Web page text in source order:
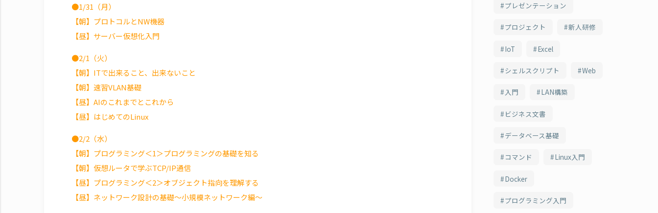
●1/31（月）
【朝】プロトコルとNW機器
【昼】サーバー仮想化入門
●2/1（火）
【朝】ITで出来ること、出来ないこと
【朝】速習VLAN基礎
【昼】AIのこれまでとこれから
【昼】はじめてのLinux
●2/2（水）
【朝】プログラミング＜1＞プログラミングの基礎を知る
【朝】仮想ルータで学ぶTCP/IP通信
【昼】プログラミング＜2＞オブジェクト指向を理解する
【昼】ネットワーク設計の基礎～小規模ネットワーク編～
プレゼンテーション
プロジェクト 新人研修
IoT Excel
シェルスクリプト Web
入門 LAN構築
ビジネス文書
データベース基礎
コマンド Linux入門
Docker
プログラミング入門